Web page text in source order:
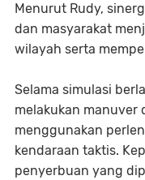
Menurut Rudy,
dan masyarakat
wilayah serta
Selama simulasi
melakukan
menggunakan
kendaraan taktis.
penyerbuan yang